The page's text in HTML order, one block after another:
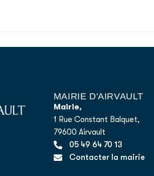
MAIRIE D'AIRVAULT
Mairie,
1 Rue Constant Balquet,
79600 Airvault
05 49 64 70 13
Contacter la mairie